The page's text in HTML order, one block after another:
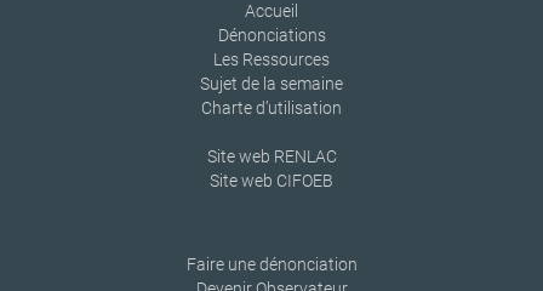
Accueil
Dénonciations
Les Ressources
Sujet de la semaine
Charte d’utilisation
Site web RENLAC
Site web CIFOEB
Faire une dénonciation